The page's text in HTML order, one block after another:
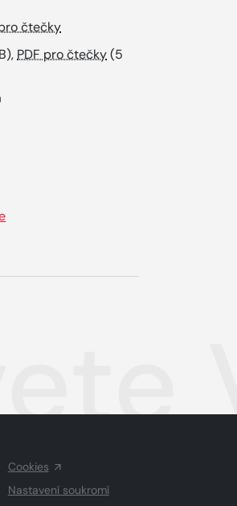
čtečky
PDF pro čtečky(5
Cookies
Nastavení soukromí